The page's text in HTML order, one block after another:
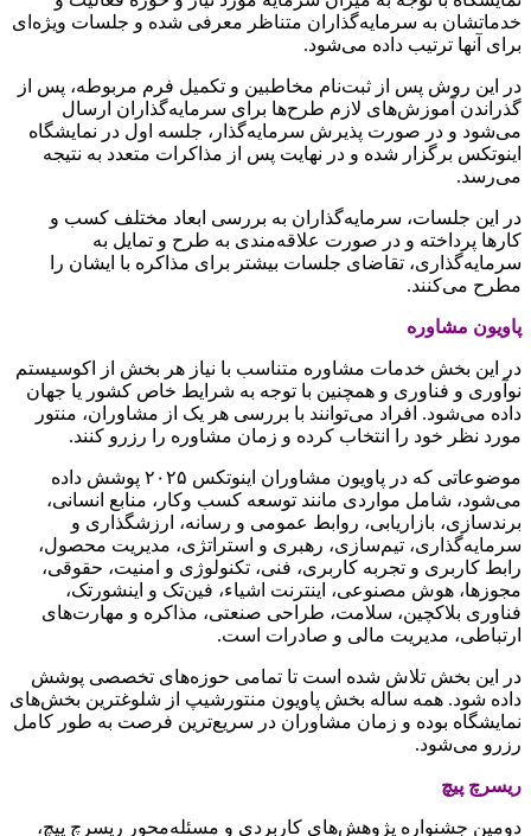
خدماتشان به سرمایه‌گذاران متناظر معرفی شده و جلسات ویژه‌ای
برای آنها ترتیب داده می‌شود.
در این روش پس از ثبت‌نام مخاطبین و تکمیل فرم مربوطه، پس از
گذراندن آموزش‌های لازم طرح‌ها برای سرمایه‌گذاران ارسال
می‌شود و در صورت پذیرش سرمایه‌گذار، جلسه‌ اول در نمایشگاه
اینوتکس برگزار شده و در نهایت پس از مذاکرات متعدد به نتیجه
می‌رسد.
در این جلسات، سرمایه‌گذاران به بررسی ابعاد مختلف کسب و
کارها پرداخته و در صورت علاقه‌مندی به طرح و تمایل به
سرمایه‌گذاری، تقاضای جلسات بیشتر برای مذاکره با ایشان را
مطرح می‌کنند.
پاویون مشاوره
در این بخش خدمات مشاوره متناسب با نیاز هر بخش از اکوسیستم
نوآوری و فناوری و همچنین با توجه به شرایط خاص کشور یا جهان
داده می‌شود. افراد می‌توانند با بررسی هر یک از مشاوران، منتور
مورد نظر خود را انتخاب کرده و زمان مشاوره را رزرو کنند.
موضوعاتی که در پاویون مشاوران اینوتکس ۲۰۲۵ پوشش داده
می‌شود، شامل مواردی مانند توسعه کسب وکار، منابع انسانی،
برندسازی، بازاریابی، روابط عمومی و رسانه، ارزشگذاری و
سرمایه‌گذاری، تیم‌سازی، رهبری و استراتژی، مدیریت محصول،
رابط کاربری و تجربه کاربری، فنی، تکنولوژی و امنیت، حقوقی،
مجوزها، هوش مصنوعی، اینترنت اشیاء، فین‌تک و اینشورتک،
فناوری بلاکچین، سلامت، طراحی صنعتی، مذاکره و مهارت‌های
ارتباطی، مدیریت مالی و صادرات است.
در این بخش تلاش شده است تا تمامی حوزه‌های تخصصی پوشش
داده شود. همه ساله بخش پاویون منتورشیپ از شلوغ‍ترین بخش‌های
نمایشگاه بوده و زمان مشاوران در سریع‌ترین فرصت به طور کامل
رزرو می‌شود.
ریسرچ پیچ
دومین جشنواره پژوهش‌های کاربردی و مسئله‌محور ریسرچ پیچ،